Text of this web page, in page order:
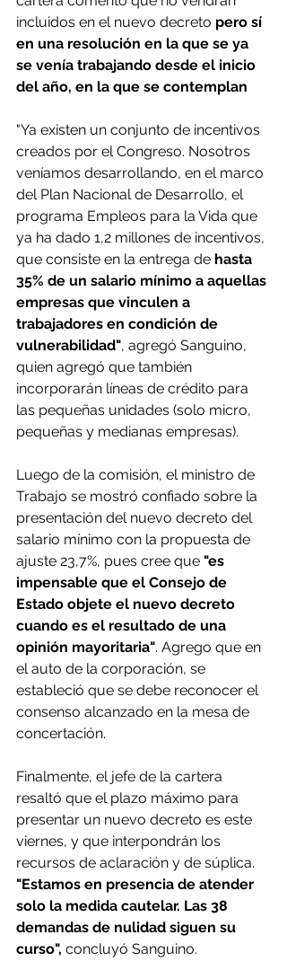
incluidos en el nuevo decreto pero sí
en una resolución en la que se ya
se venía trabajando desde el inicio
del año, en la que se contemplan
"Ya existen un conjunto de incentivos
creados por el Congreso. Nosotros
veníamos desarrollando, en el marco
del Plan Nacional de Desarrollo, el
programa Empleos para la Vida que
ya ha dado 1,2 millones de incentivos,
que consiste en la entrega de hasta
35% de un salario mínimo a aquellas
empresas que vinculen a
trabajadores en condición de
vulnerabilidad", agregó Sanguino,
quien agregó que también
incorporarán líneas de crédito para
las pequeñas unidades (solo micro,
pequeñas y medianas empresas).
Luego de la comisión, el ministro de
Trabajo se mostró confiado sobre la
presentación del nuevo decreto del
salario mínimo con la propuesta de
ajuste 23,7%, pues cree que "es
impensable que el Consejo de
Estado objete el nuevo decreto
cuando es el resultado de una
opinión mayoritaria". Agrego que en
el auto de la corporación, se
estableció que se debe reconocer el
consenso alcanzado en la mesa de
concertación.
Finalmente, el jefe de la cartera
resaltó que el plazo máximo para
presentar un nuevo decreto es este
viernes, y que interpondrán los
recursos de aclaración y de súplica.
"Estamos en presencia de atender
solo la medida cautelar. Las 38
demandas de nulidad siguen su
curso", concluyó Sanguino.